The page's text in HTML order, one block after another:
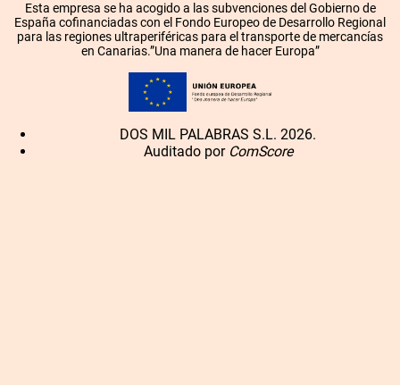
Esta empresa se ha acogido a las subvenciones del Gobierno de
España cofinanciadas con el Fondo Europeo de Desarrollo Regional
para las regiones ultraperiféricas para el transporte de mercancías
en Canarias.”Una manera de hacer Europa”
DOS MIL PALABRAS S.L. 2026.
Auditado por ComScore